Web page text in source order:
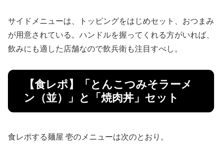
サイドメニューは、トッピングをはじめセット、おつまみ
が用意されている。ハンドルを握ってくれる方がいれば、
飲みにも適した店舗なので飲兵衛も注目すべし。
【食レポ】「とんこつみそラーメ
ン（並）」と「焼肉丼」セット
食レポする麺屋 壱のメニューは次のとおり。